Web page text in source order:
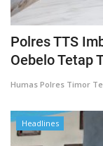
Polres TTS
Oebelo Tetap
Humas Polres Timor
Headlines